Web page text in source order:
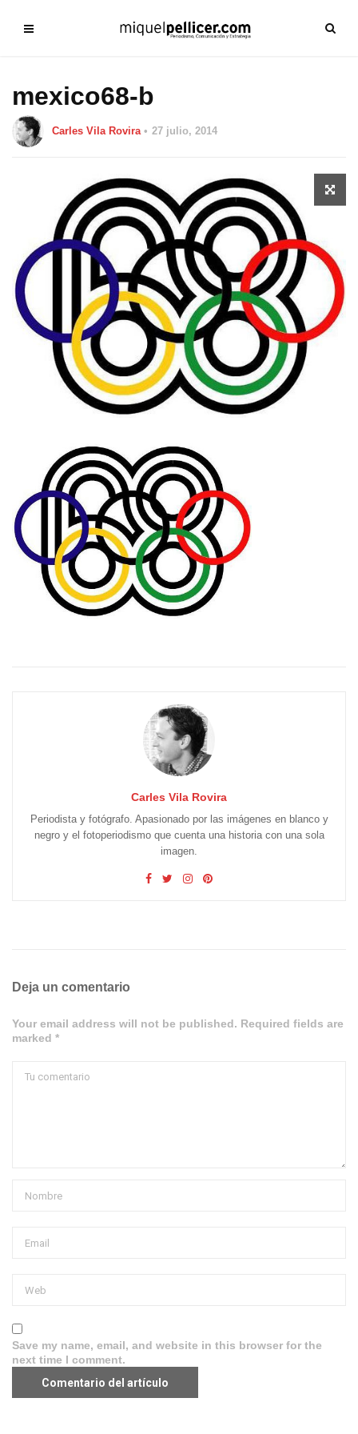
mexico68-b
Carles Vila Rovira 27 julio, 2014
Carles Vila Rovira
Periodista y fotógrafo. Apasionado por las imágenes en blanco y
negro y el fotoperiodismo que cuenta una historia con una sola
imagen.
Deja un comentario
Your email address will not be published. Required fields are
marked *
Save my name, email, and website in this browser for the
next time I comment.